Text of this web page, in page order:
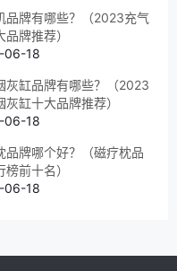
品牌有哪些？（2023充气
品牌推荐）
06-18
灰缸品牌有哪些？（2023
灰缸十大品牌推荐）
06-18
品牌哪个好？（磁疗枕品
榜前十名）
06-18